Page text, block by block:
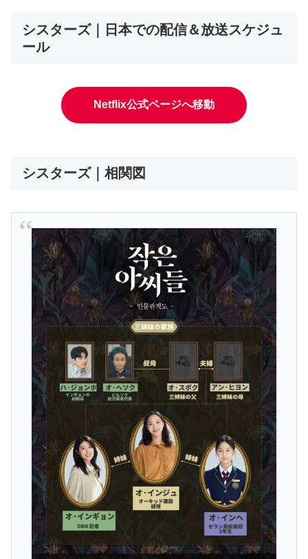
シスターズ｜日本での配信＆放送スケジュ
ール
Netflix公式ページへ移動
シスターズ｜相関図